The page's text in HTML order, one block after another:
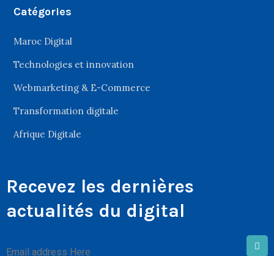
Catégories
Maroc Digital
Technologies et innovation
Webmarketing & E-Commerce
Transformation digitale
Afrique Digitale
Recevez les dernières
actualités du digital